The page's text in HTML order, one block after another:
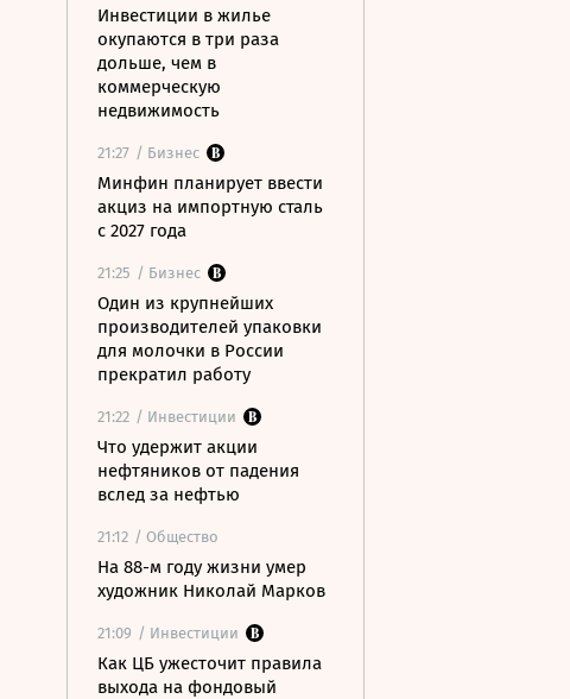
Инвестиции в жилье
окупаются в три раза
дольше, чем в
коммерческую
недвижимость
21:27 / Бизнес
Минфин планирует ввести
акциз на импортную сталь
с 2027 года
21:25 / Бизнес
Один из крупнейших
производителей упаковки
для молочки в России
прекратил работу
21:22 / Инвестиции
Что удержит акции
нефтяников от падения
вслед за нефтью
21:12 / Общество
На 88-м году жизни умер
художник Николай Марков
21:09 / Инвестиции
Как ЦБ ужесточит правила
выхода на фондовый